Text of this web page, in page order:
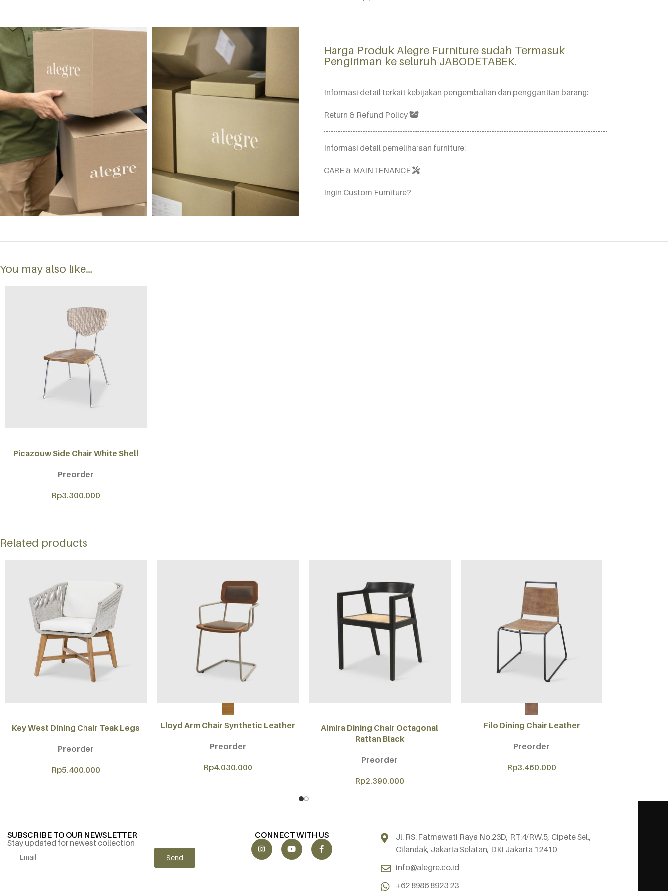
Harga Produk Alegre Furniture sudah Termasuk
Pengiriman ke seluruh JABODETABEK.
Informasi detail terkait kebijakan pengembalian dan penggantian barang:
Return & Refund Policy
Informasi detail pemeliharaan furniture:
CARE & MAINTENANCE
Ingin Custom Furniture?
You may also like…
Picazouw Side Chair White Shell
Preorder
Rp3.300.000
Related products
Key West Dining Chair Teak Legs
Preorder
Rp5.400.000
Lloyd Arm Chair Synthetic Leather
Preorder
Rp4.030.000
Almira Dining Chair Octagonal
Rattan Black
Preorder
Rp2.390.000
Filo Dining Chair Leather
Preorder
Rp3.460.000
SUBSCRIBE TO OUR NEWSLETTER
Stay updated for newest collection
Send
CONNECT WITH US
Jl. RS. Fatmawati Raya No.23D, RT.4/RW.5, Cipete Sel.,
Cilandak, Jakarta Selatan, DKI Jakarta 12410
info@alegre.co.id
+62 8986 8923 23